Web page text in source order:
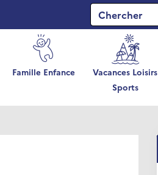
Famille Enfance
Vacances Loisirs
Sports